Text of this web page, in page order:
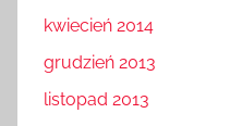
kwiecień 2014
grudzień 2013
listopad 2013